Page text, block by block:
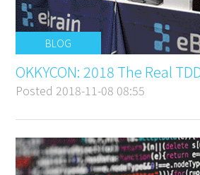
BLOG
Posted 2018-11-08 08:55